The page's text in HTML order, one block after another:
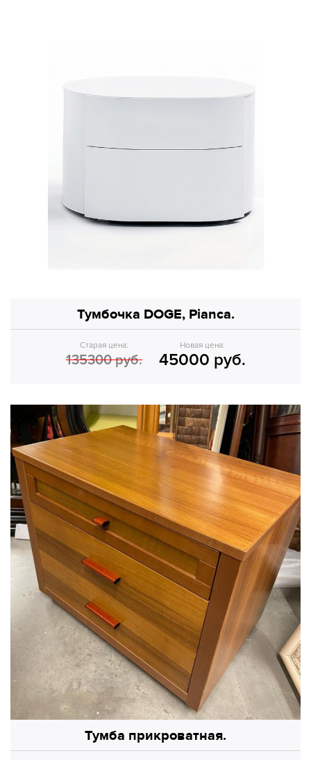
Тумбочка DOGE, Pianca.
Старая цена:
135300 руб.
Новая цена:
45000 руб.
Тумба прикроватная.